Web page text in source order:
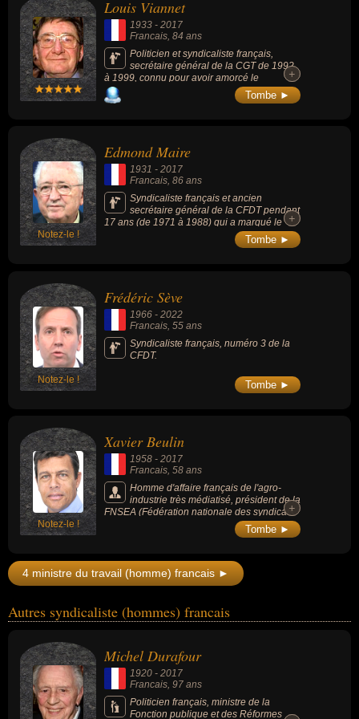
Louis Viannet
1933 - 2017
Francais , 84 ans
Politicien et syndicaliste français,
secrétaire général de la CGT de 1992
à 1999, connu pour avoir amorcé le
renouveau de la CGT et sa prise de distance
avec le PCF en quittant le bureau national de
Alain Juppé de « Tartuffe de la concertation »
afin de protester contre son plan sur la
Sécurité sociale et la retraite des
fonctionnaires et des régimes spéciaux.
+
+
Tombe ►
Notez-le !
Edmond Maire
1931 - 2017
Francais, 86 ans
Syndicaliste français et ancien
secrétaire général de la CFDT pendant
17 ans (de 1971 à 1988) qui a marqué le
syndicat de son empreinte : recentrage de la
CFDT sur l'action syndicale et la proximité
+
+
Tombe ►
Notez-le !
Frédéric Sève
1966 - 2022
Francais, 55 ans
Syndicaliste français, numéro 3 de la
CFDT.
Tombe ►
Notez-le !
Xavier Beulin
1958 - 2017
Francais, 58 ans
Homme d'affaire français de l'agro-
industrie très médiatisé, président de la
FNSEA (Fédération nationale des syndicats
d'exploitants agricoles) de 2010 à 2017 et
connu pour ses statuts paradoxaux d'homme
+
+
Tombe ►
4 ministre du travail (homme) francais ►
Autres syndicaliste (hommes) francais
Michel Durafour
1920 - 2017
Francais, 97 ans
Politicien français, ministre de la
Fonction publique et des Réformes